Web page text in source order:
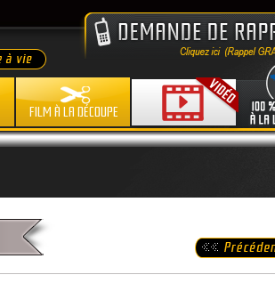
FILM À LA DÉCOUPE